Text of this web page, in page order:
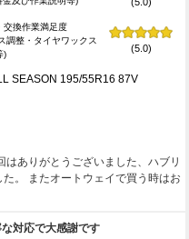
交換作業満足度
調整・タイヤワックス
)
(5.0)
SEASON 195/55R16 87V
ありがとうございました、ハブリ
。 またオートウェイで買う時はお
対応で大感謝です